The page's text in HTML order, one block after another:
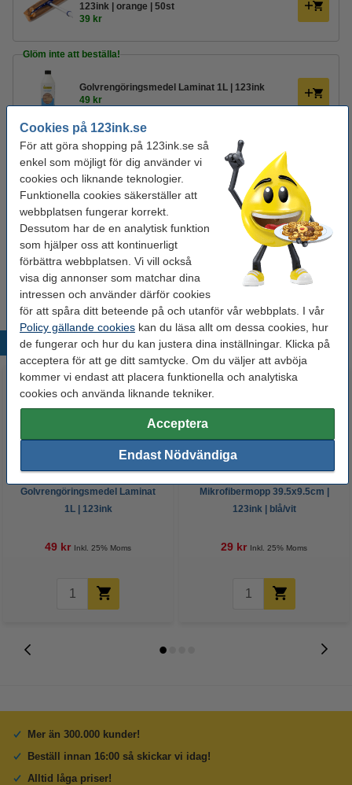
Cookies på 123ink.se
För att göra shopping på 123ink.se så
enkel som möjligt för dig använder vi
cookies och liknande teknologier.
Funktionella cookies säkerställer att
webbplatsen fungerar korrekt.
Dessutom har de en analytisk funktion
som hjälper oss att kontinuerligt
förbättra webbplatsen. Vi vill också
visa dig annonser som matchar dina
intressen och använder därför cookies
för att spåra ditt beteende på och utanför vår webbplats. I vår
Policy gällande cookies kan du läsa allt om dessa cookies, hur
de fungerar och hur du kan justera dina inställningar. Klicka på
acceptera för att ge ditt samtycke. Om du väljer att avböja
kommer vi endast att placera funktionella och analytiska
cookies och använda liknande tekniker.
Acceptera
Endast Nödvändiga
123ink | orange | 50st
39 kr
Glöm inte att beställa!
Golvrengöringsmedel Laminat 1L | 123ink
49 kr
Allrengöringsmedel koncentrat 500ml | Zoflora
Linen Fresh
129 kr
Golvrengöringsmedel Kakel & Natursten 1L |
123ink
Allrengöringsmedel 1L | Ajax Lagoon Flower
40 kr
Populära produkter
Golvrengöringsmedel Laminat
1L | 123ink
49 kr Inkl. 25% Moms
Mikrofibermopp 39.5x9.5cm |
123ink | blå/vit
29 kr Inkl. 25% Moms
Mer än 300.000 kunder!
Beställ innan 16:00 så skickar vi idag!
Alltid låga priser!